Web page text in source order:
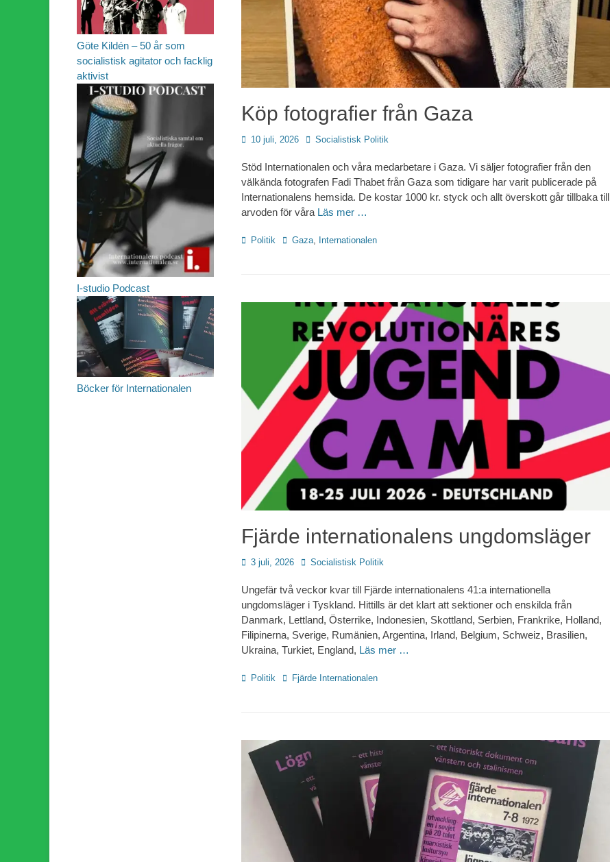
Köp fotografier från Gaza
Publicerad
10 juli, 2026 Författare
Socialistisk Politik
Stöd Internationalen och våra medarbetare i Gaza. Vi säljer fotografier från den
välkända fotografen Fadi Thabet från Gaza som tidigare har varit publicerade på
Internationalens hemsida. De kostar 1000 kr. styck och allt överskott går tillbaka till
arvoden för våra Läs mer …
Kategorier
Politik Etiketter
Gaza, Internationalen
Fjärde internationalens ungdomsläger
Publicerad
3 juli, 2026 Författare
Socialistisk Politik
Ungefär två veckor kvar till Fjärde internationalens 41:a internationella
ungdomsläger i Tyskland. Hittills är det klart att sektioner och enskilda från
Danmark, Lettland, Österrike, Indonesien, Skottland, Serbien, Frankrike, Holland,
Filipinerna, Sverige, Rumänien, Argentina, Irland, Belgium, Schweiz, Brasilien,
Ukraina, Turkiet, England, Läs mer …
Kategorier
Politik Etiketter
Fjärde Internationalen
Göte Kildén – 50 år som
socialistisk agitator och facklig
aktivist
I-studio Podcast
Böcker för Internationalen